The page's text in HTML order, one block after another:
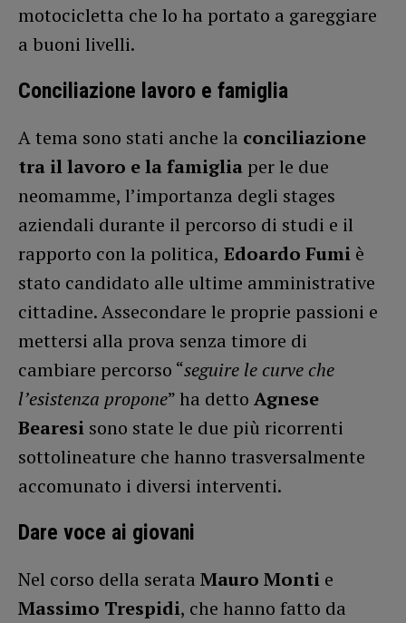
motocicletta che lo ha portato a gareggiare
a buoni livelli.
Conciliazione lavoro e famiglia
A tema sono stati anche la conciliazione
tra il lavoro e la famiglia per le due
neomamme, l’importanza degli stages
aziendali durante il percorso di studi e il
rapporto con la politica, Edoardo Fumi è
stato candidato alle ultime amministrative
cittadine. Assecondare le proprie passioni e
mettersi alla prova senza timore di
cambiare percorso “seguire le curve che
l’esistenza propone” ha detto Agnese
Bearesi sono state le due più ricorrenti
sottolineature che hanno trasversalmente
accomunato i diversi interventi.
Dare voce ai giovani
Nel corso della serata Mauro Monti e
Massimo Trespidi, che hanno fatto da